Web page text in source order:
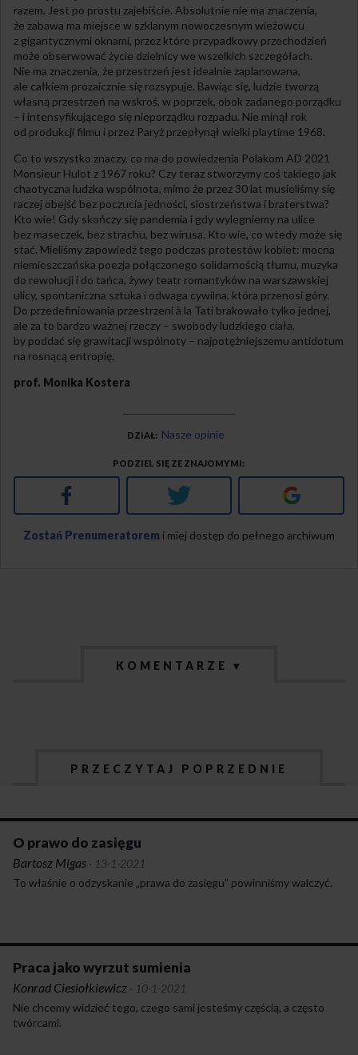
razem. Jest po prostu zajebiście. Absolutnie nie ma znaczenia,
że zabawa ma miejsce w szklanym nowoczesnym wieżowcu
z gigantycznymi oknami, przez które przypadkowy przechodzień
może obserwować życie dzielnicy we wszelkich szczegółach.
Nie ma znaczenia, że przestrzeń jest idealnie zaplanowana,
ale całkiem prozaicznie się rozsypuje. Bawiąc się, ludzie tworzą
własną przestrzeń na wskroś, w poprzek, obok zadanego porządku
– i intensyfikującego się nieporządku rozpadu. Nie minął rok
od produkcji filmu i przez Paryż przepłynął wielki playtime 1968.
Co to wszystko znaczy, co ma do powiedzenia Polakom AD 2021
Monsieur Hulot z 1967 roku? Czy teraz stworzymy coś takiego jak
chaotyczna ludzka wspólnota, mimo że przez 30 lat musieliśmy się
raczej obejść bez poczucia jedności, siostrzeństwa i braterstwa?
Kto wie! Gdy skończy się pandemia i gdy wylegniemy na ulice
bez maseczek, bez strachu, bez wirusa. Kto wie, co wtedy może się
stać. Mieliśmy zapowiedź tego podczas protestów kobiet: mocna
niemieszczańska poezja połączonego solidarnością tłumu, muzyka
do rewolucji i do tańca, żywy teatr romantyków na warszawskiej
ulicy, spontaniczna sztuka i odwaga cywilna, która przenosi góry.
Do przedefiniowania przestrzeni à la Tati brakowało tylko jednej,
ale za to bardzo ważnej rzeczy – swobody ludzkiego ciała,
by poddać się grawitacji wspólnoty – najpotężniejszemu antidotum
na rosnącą entropię.
prof. Monika Kostera
DZIAŁ Nasze opinie
PODZIEL SIĘ ZE ZNAJOMYMI
Facebook Twitter Google+
Zostań Prenumeratorem i miej dostęp do pełnego archiwum
KOMENTARZE ▾
PRZECZYTAJ POPRZEDNIE
O prawo do zasięgu
Bartosz Migas · 13-1-2021
To właśnie o odzyskanie „prawa do zasięgu” powinniśmy walczyć.
Praca jako wyrzut sumienia
Konrad Ciesiołkiewicz · 10-1-2021
Nie chcemy widzieć tego, czego sami jesteśmy częścią, a często
twórcami.